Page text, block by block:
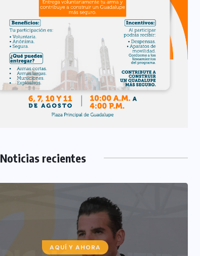
Noticias recientes
AQUÍ Y AHORA